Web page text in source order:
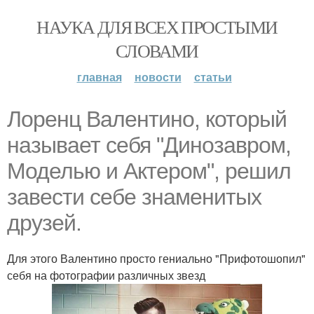
НАУКА ДЛЯ ВСЕХ ПРОСТЫМИ
СЛОВАМИ
главная новости статьи
Лоренц Валентино, который
называет себя "Динозавром,
Моделью и Актером", решил
завести себе знаменитых
друзей.
Для этого Валентино просто гениально "Прифотошопил"
себя на фотографии различных звезд